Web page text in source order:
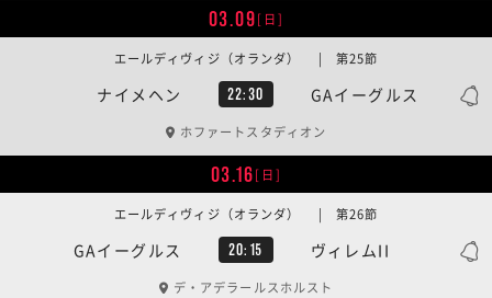
03.09[日]
ナイメヘン 22:30 GAイーグルス
エールディヴィジ（オランダ） | 第25節
ホファートスタディオン
03.16[日]
GAイーグルス 20:15 ヴィレムII
エールディヴィジ（オランダ） | 第26節
デ・アデラールスホルスト